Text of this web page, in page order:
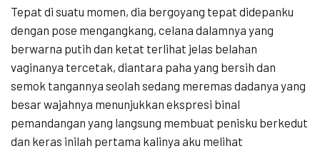
Tepat di suatu momen, dia bergoyang tepat didepanku
dengan pose mengangkang, celana dalamnya yang
berwarna putih dan ketat terlihat jelas belahan
vaginanya tercetak, diantara paha yang bersih dan
semok tangannya seolah sedang meremas dadanya yang
besar wajahnya menunjukkan ekspresi binal
pemandangan yang langsung membuat penisku berkedut
dan keras inilah pertama kalinya aku melihat